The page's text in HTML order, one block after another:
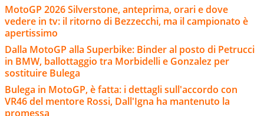
MotoGP 2026 Silverstone, anteprima, orari e dove
vedere in tv: il ritorno di Bezzecchi, ma il campionato è
apertissimo
Dalla MotoGP alla Superbike: Binder al posto di Petrucci
in BMW, ballottaggio tra Morbidelli e Gonzalez per
sostituire Bulega
Bulega in MotoGP, è fatta: i dettagli sull'accordo con
VR46 del mentore Rossi, Dall'Igna ha mantenuto la
promessa